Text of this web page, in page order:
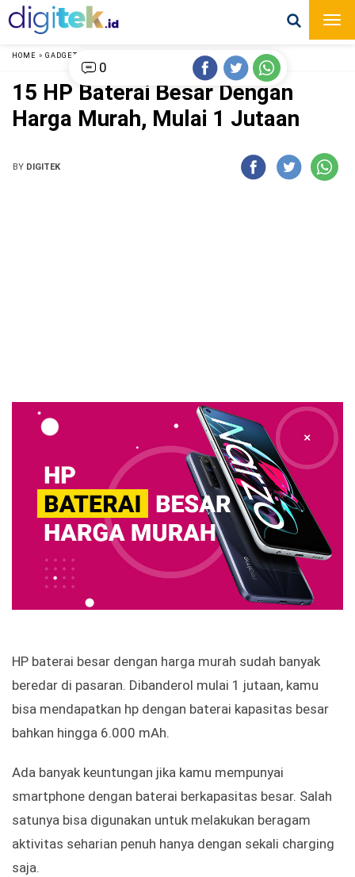
HOME » GADGET
15 HP Baterai Besar Dengan
Harga Murah, Mulai 1 Jutaan
BY DIGITEK
HP baterai besar dengan harga murah sudah banyak
beredar di pasaran. Dibanderol mulai 1 jutaan, kamu
bisa mendapatkan hp dengan baterai kapasitas besar
bahkan hingga 6.000 mAh.
Ada banyak keuntungan jika kamu mempunyai
smartphone dengan baterai berkapasitas besar. Salah
satunya bisa digunakan untuk melakukan beragam
aktivitas seharian penuh hanya dengan sekali charging
saja.
0